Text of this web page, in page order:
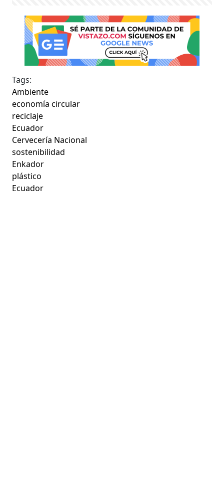
Tags:
Ambiente
economía circular
reciclaje
Ecuador
Cervecería Nacional
sostenibilidad
Enkador
plástico
Ecuador